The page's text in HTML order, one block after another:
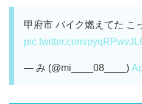
甲府市 バイク燃えてた こ
pic.twitter.com/
— み (@mi____08____)